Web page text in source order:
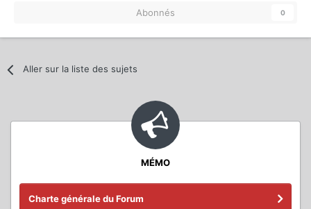
Abonnés 0
Aller sur la liste des sujets
MÉMO
Charte générale du Forum